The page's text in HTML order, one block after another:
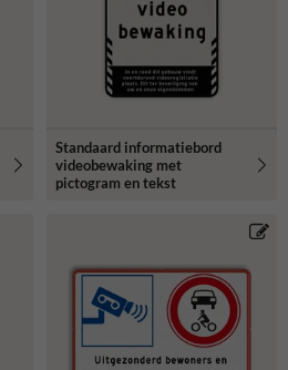
Standaard informatiebord
videobewaking met
pictogram en tekst